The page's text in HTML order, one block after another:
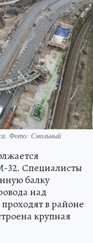
Фото: Смольный
32. Специалисты
балку
над
в районе
крупная